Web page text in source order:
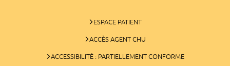
ESPACE PATIENT
ACCÈS AGENT CHU
ACCESSIBILITÉ : PARTIELLEMENT CONFORME